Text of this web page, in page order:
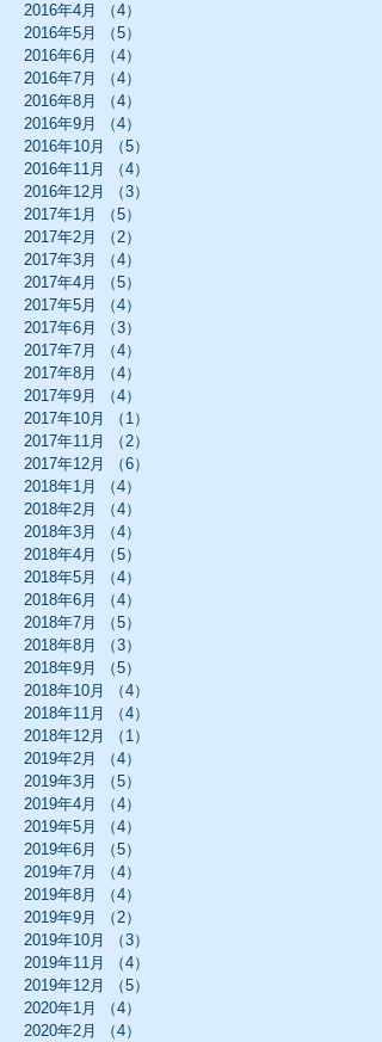
2016年4月
（4）
2016年5月
（5）
2016年6月
（4）
2016年7月
（4）
2016年8月
（4）
2016年9月
（4）
2016年10月
（5）
2016年11月
（4）
2016年12月
（3）
2017年1月
（5）
2017年2月
（2）
2017年3月
（4）
2017年4月
（5）
2017年5月
（4）
2017年6月
（3）
2017年7月
（4）
2017年8月
（4）
2017年9月
（4）
2017年10月
（1）
2017年11月
（2）
2017年12月
（6）
2018年1月
（4）
2018年2月
（4）
2018年3月
（4）
2018年4月
（5）
2018年5月
（4）
2018年6月
（4）
2018年7月
（5）
2018年8月
（3）
2018年9月
（5）
2018年10月
（4）
2018年11月
（4）
2018年12月
（1）
2019年2月
（4）
2019年3月
（5）
2019年4月
（4）
2019年5月
（4）
2019年6月
（5）
2019年7月
（4）
2019年8月
（4）
2019年9月
（2）
2019年10月
（3）
2019年11月
（4）
2019年12月
（5）
2020年1月
（4）
2020年2月
（4）